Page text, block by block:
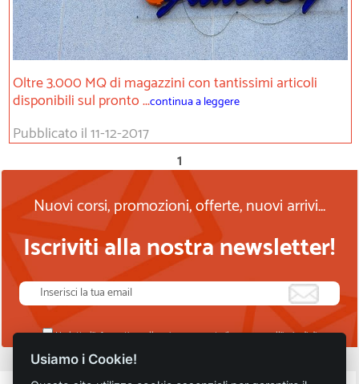
Oltre 3.000 MQ di magazzini con tantissimi articoli
disponibili sul pronto ...continua a leggere
Pubblicato il 11-12-2017
1
Nuovi corsi, promozioni, offerte, nuovi arrivi...
Iscriviti alla nostra newsletter!
Ho letto l'informativa sullaprivacye presto il consenso all’invio di di
comunicazioni commerciali e promozionali ai canali da me indicati.
Usiamo i Cookie!